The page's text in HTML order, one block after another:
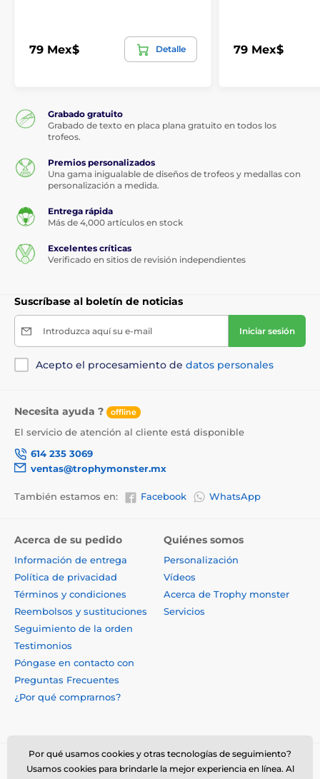
79 Mex$ Detalle 79 Mex$
Grabado gratuito
Grabado de texto en placa plana gratuito en todos los
trofeos.
Premios personalizados
Una gama inigualable de diseños de trofeos y medallas con
personalización a medida.
Entrega rápida
Más de 4,000 artículos en stock
Excelentes críticas
Verificado en sitios de revisión independientes
Suscríbase al boletín de noticias
Introduzca aquí su e-mail Iniciar sesión
Acepto el procesamiento de datos personales
Necesita ayuda ? offline
El servicio de atención al cliente está disponible
614 235 3069
ventas@trophymonster.mx
También estamos en: Facebook WhatsApp
Acerca de su pedido
Información de entrega
Política de privacidad
Términos y condiciones
Reembolsos y sustituciones
Seguimiento de la orden
Testimonios
Póngase en contacto con
Preguntas Frecuentes
¿Por qué comprarnos?
Quiénes somos
Personalización
Vídeos
Acerca de Trophy monster
Servicios
Por qué usamos cookies y otras tecnologías de seguimiento?
Usamos cookies para brindarle la mejor experiencia en línea. Al